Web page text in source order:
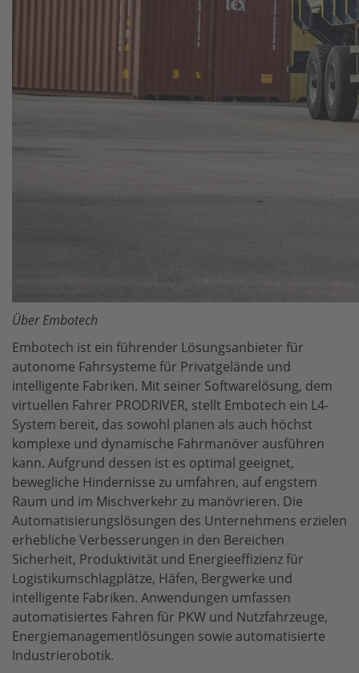
Über Embotech
Embotech ist ein führender Lösungsanbieter für
autonome Fahrsysteme für Privatgelände und
intelligente Fabriken. Mit seiner Softwarelösung, dem
virtuellen Fahrer PRODRIVER, stellt Embotech ein L4-
System bereit, das sowohl planen als auch höchst
komplexe und dynamische Fahrmanöver ausführen
kann. Aufgrund dessen ist es optimal geeignet,
bewegliche Hindernisse zu umfahren, auf engstem
Raum und im Mischverkehr zu manövrieren. Die
Automatisierungslösungen des Unternehmens erzielen
erhebliche Verbesserungen in den Bereichen
Sicherheit, Produktivität und Energieeffizienz für
Logistikumschlagplätze, Häfen, Bergwerke und
intelligente Fabriken. Anwendungen umfassen
automatisiertes Fahren für PKW und Nutzfahrzeuge,
Energiemanagementlösungen sowie automatisierte
Industrierobotik.